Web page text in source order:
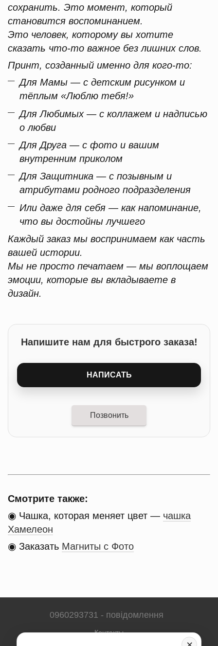
сохранить. Это момент, который
становится воспоминанием.
Это человек, которому вы хотите
сказать что-то важное без лишних слов.
Принт, созданный именно для кого-то:
Для Мамы — с детским рисунком и
тёплым «Люблю тебя!»
Для Любимых — с коллажем и надписью
о любви
Для Друга — с фото и вашим
внутренним приколом
Для Защитника — с позывным и
атрибутами родного подразделения
Или даже для себя — как напоминание,
что вы достойны лучшего
Каждый заказ мы воспринимаем как часть
вашей истории.
Мы не просто печатаем — мы воплощаем
эмоции, которые вы вкладываете в
дизайн.
Напишите нам для быстрого заказа!
НАПИСАТЬ
Позвонить
Смотрите также:
◉ Чашка, которая меняет цвет — чашка
Хамелеон
◉ Заказать Магниты с Фото
0960293731 - повідомлення
Контакты